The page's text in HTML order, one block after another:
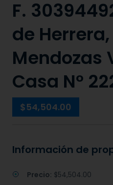
F.
de
Mendozas
Casa N°
$54,504.00
Información de
Precio: $54,504.00